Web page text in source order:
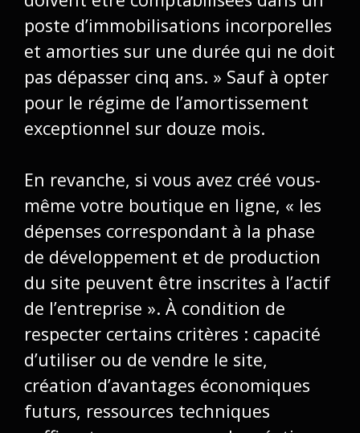
poste d’immobilisations incorporelles
et amorties sur une durée qui ne doit
pas dépasser cinq ans. » Sauf à opter
pour le régime de l’amortissement
exceptionnel sur douze mois.
En revanche, si vous avez créé vous-
même votre boutique en ligne, « les
dépenses correspondant à la phase
de développement et de production
du site peuvent être inscrites à l’actif
de l’entreprise ». À condition de
respecter certains critères : capacité
d’utiliser ou de vendre le site,
création d’avantages économiques
futurs, ressources techniques